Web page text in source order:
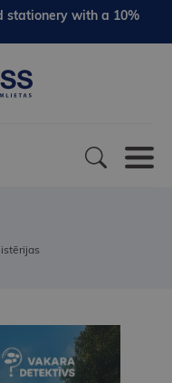
stationery with a 10%